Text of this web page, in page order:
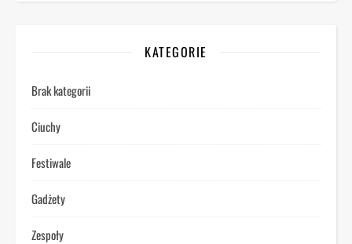
KATEGORIE
Brak kategorii
Ciuchy
Festiwale
Gadżety
Zespoły